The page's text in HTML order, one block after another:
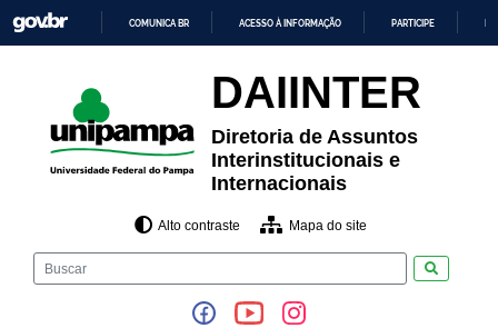
para
o
O
CONTEÚDO
COMUNICA BR ACESSO À INFORMAÇÃO PARTICIPE
DAIINTER
Diretoria de Assuntos
Interinstitucionais e
Internacionais
Alto contraste Mapa do site